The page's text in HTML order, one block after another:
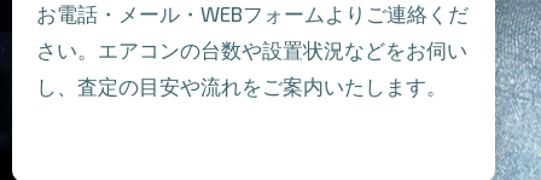
お電話・メール・WEBフォームよりご連絡くだ
さい。エアコンの台数や設置状況などをお伺い
し、査定の目安や流れをご案内いたします。